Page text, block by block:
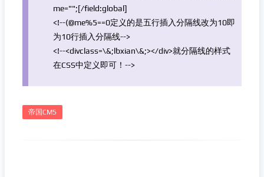
me="";[/field:global]
<!--(@me%5==0定义的是五行插入分隔线改为10即
为10行插入分隔线-->
<!--<divclass=\&;lbxian\&;></div>就分隔线的样式
在CSS中定义即可！-->
帝国CMS